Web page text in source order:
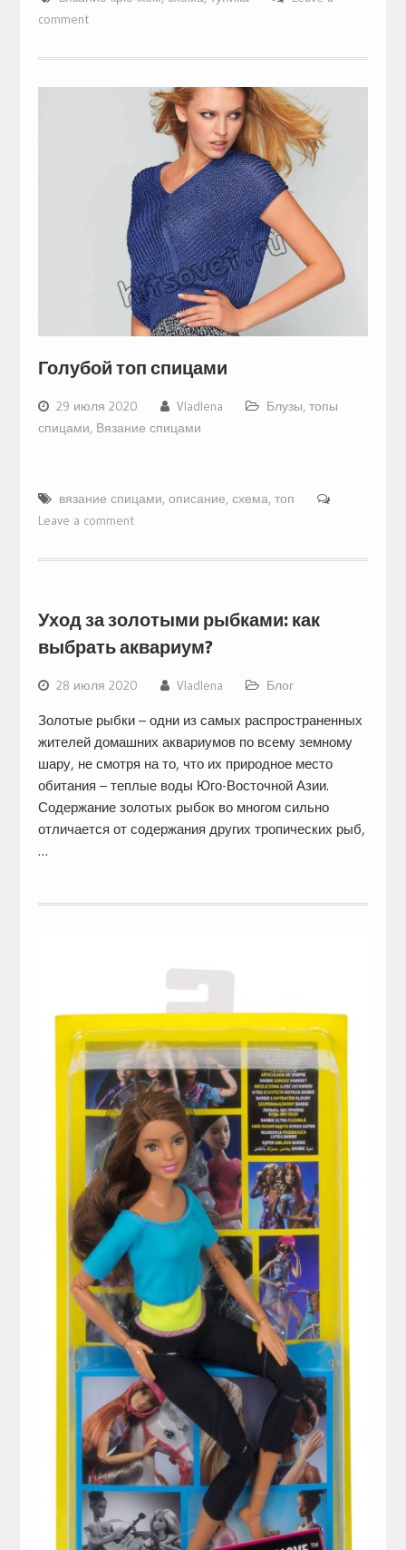
comment
Голубой топ спицами
29 июля 2020 Vladlena
Блузы, топы
спицами, Вязание спицами
вязание спицами, описание, схема, топ
Leave a comment
Уход за золотыми рыбками: как
выбрать аквариум?
28 июля 2020 Vladlena Блог
Золотые рыбки – одни из самых распространенных
жителей домашних аквариумов по всему земному
шару, не смотря на то, что их природное место
обитания – теплые воды Юго-Восточной Азии.
Содержание золотых рыбок во многом сильно
отличается от содержания других тропических рыб,
…